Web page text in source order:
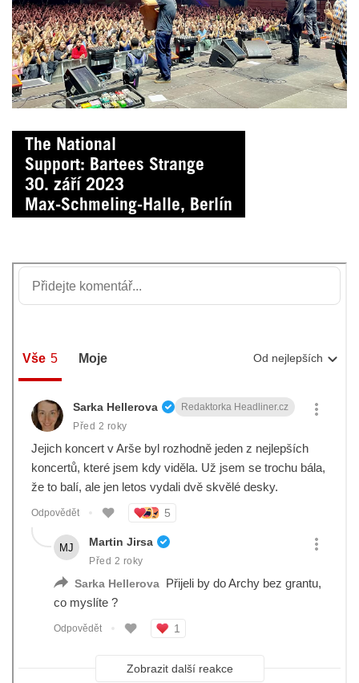
The National
Support: Bartees Strange
30. září 2023
Max-Schmeling-Halle, Berlín